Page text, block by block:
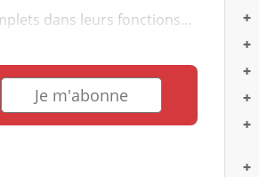
dans leurs fonctions...
Je m'abonne